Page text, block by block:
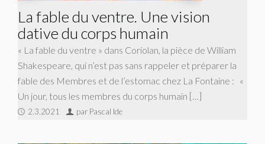
La fable du ventre. Une vision
dative du corps humain
« La fable du ventre » dans Coriolan, la pièce de William
Shakespeare, qui n’est pas sans rappeler et préparer la
fable des Membres et de l’estomac chez La Fontaine : «
Un jour, tous les membres du corps humain […]
2.3.2021 par Pascal Ide